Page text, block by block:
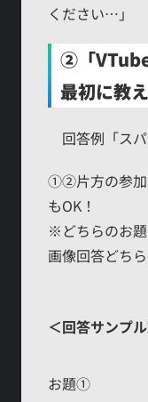
ください…」
②「
最初に教
回答例「スパ
①②片方の参加
もOK！
※どちらのお
画像回答どち
＜回答サンプ
お題①